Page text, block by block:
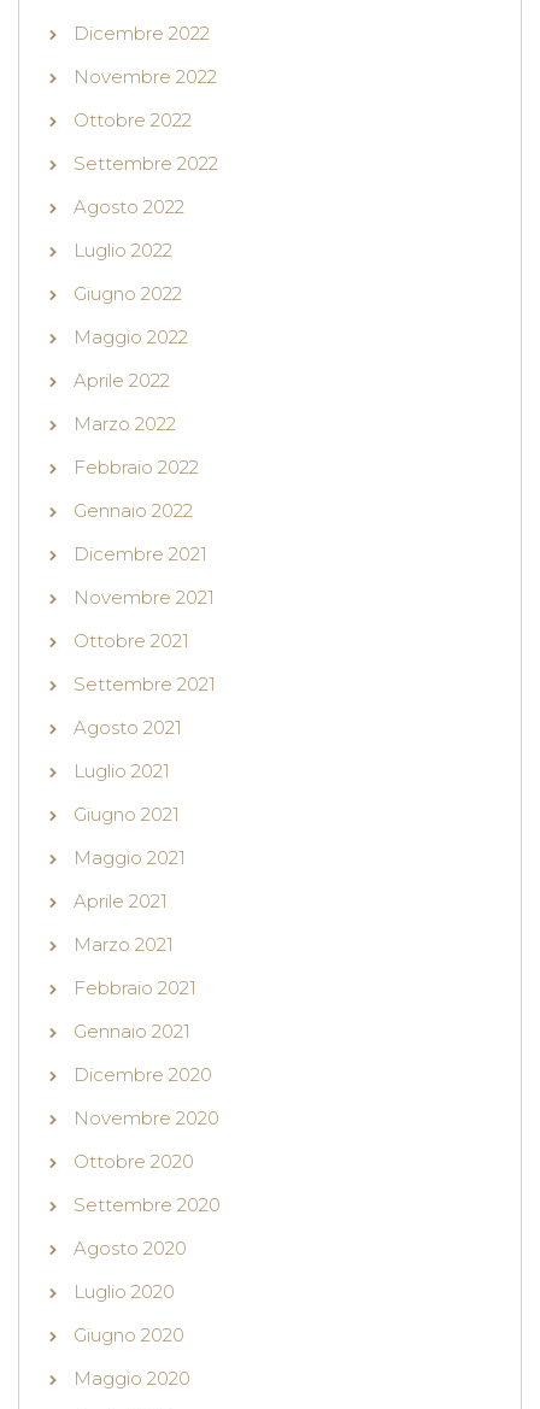
Dicembre 2022
Novembre 2022
Ottobre 2022
Settembre 2022
Agosto 2022
Luglio 2022
Giugno 2022
Maggio 2022
Aprile 2022
Marzo 2022
Febbraio 2022
Gennaio 2022
Dicembre 2021
Novembre 2021
Ottobre 2021
Settembre 2021
Agosto 2021
Luglio 2021
Giugno 2021
Maggio 2021
Aprile 2021
Marzo 2021
Febbraio 2021
Gennaio 2021
Dicembre 2020
Novembre 2020
Ottobre 2020
Settembre 2020
Agosto 2020
Luglio 2020
Giugno 2020
Maggio 2020